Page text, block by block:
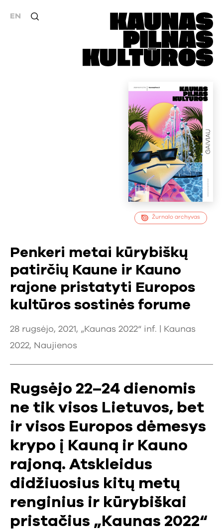
EN
Žurnalo archyvas
Penkeri metai kūrybiškų
patirčių Kaune ir Kauno
rajone pristatyti Europos
kultūros sostinės forume
28 rugsėjo, 2021, „Kaunas 2022“ inf. |
Kaunas
2022, Naujienos
Rugsėjo 22–24 dienomis
ne tik visos Lietuvos, bet
ir visos Europos dėmesys
krypo į Kauną ir Kauno
rajoną. Atskleidus
didžiuosius kitų metų
renginius ir kūrybiškai
pristačius „Kaunas 2022“